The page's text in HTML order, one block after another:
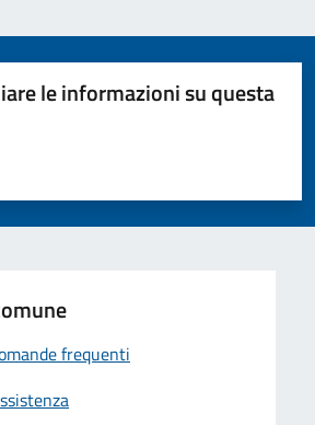
le informazioni su questa
5 stelle su 5
stelle su 5
su 5
5
frequenti